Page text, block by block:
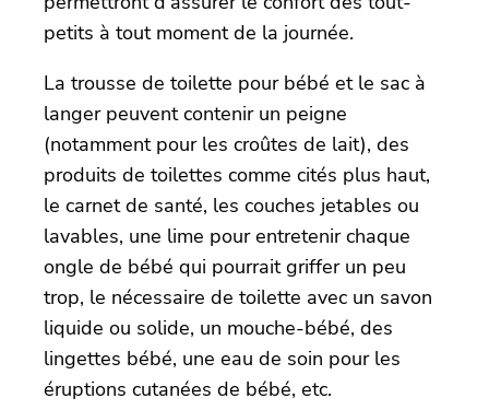
petits à tout moment de la journée.
La trousse de toilette pour bébé et le sac à
langer peuvent contenir un peigne
(notamment pour les croûtes de lait), des
produits de toilettes comme cités plus haut,
le carnet de santé, les couches jetables ou
lavables, une lime pour entretenir chaque
ongle de bébé qui pourrait griffer un peu
trop, le nécessaire de toilette avec un savon
liquide ou solide, un mouche-bébé, des
lingettes bébé, une eau de soin pour les
éruptions cutanées de bébé, etc.